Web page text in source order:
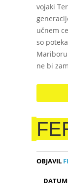
vojaki
učnem
so
ne bi
OBJAVIL
DATUM